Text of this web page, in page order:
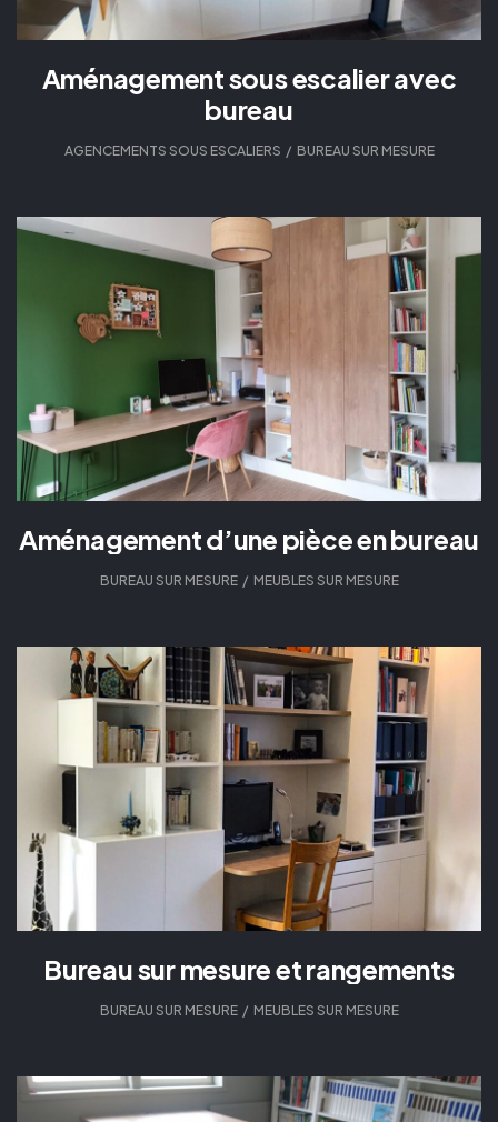
Aménagement sous escalier avec
bureau
AGENCEMENTS SOUS ESCALIERS BUREAU SUR MESURE
Aménagement d’une pièce en bureau
BUREAU SUR MESURE, MEUBLES SUR MESURE
Bureau sur mesure et rangements
BUREAU SUR MESURE, MEUBLES SUR MESURE